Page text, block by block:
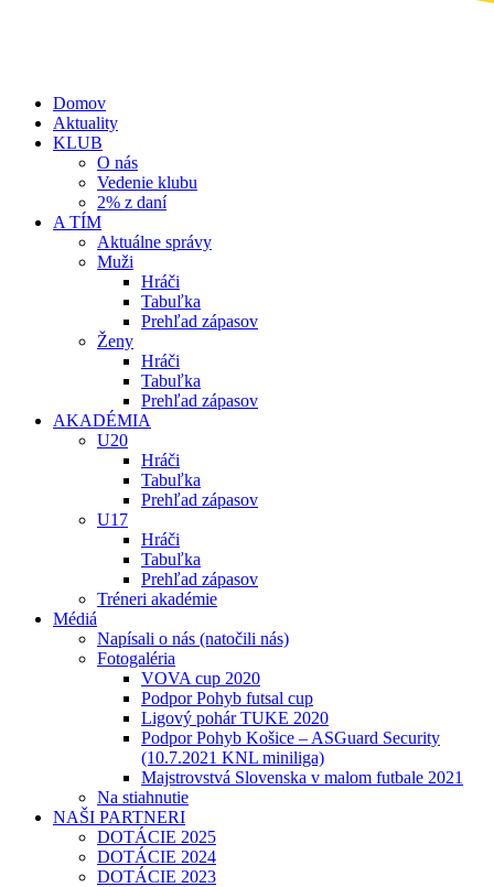
Domov
Aktuality
KLUB
O nás
Vedenie klubu
2% z daní
A TÍM
Aktuálne správy
Muži
Hráči
Tabuľka
Prehľad zápasov
Ženy
Hráči
Tabuľka
Prehľad zápasov
AKADÉMIA
U20
Hráči
Tabuľka
Prehľad zápasov
U17
Hráči
Tabuľka
Prehľad zápasov
Tréneri akadémie
Médiá
Napísali o nás (natočili nás)
Fotogaléria
VOVA cup 2020
Podpor Pohyb futsal cup
Ligový pohár TUKE 2020
Podpor Pohyb Košice – ASGuard Security
(10.7.2021 KNL miniliga)
Majstrovstvá Slovenska v malom futbale 2021
Na stiahnutie
NAŠI PARTNERI
DOTÁCIE 2025
DOTÁCIE 2024
DOTÁCIE 2023